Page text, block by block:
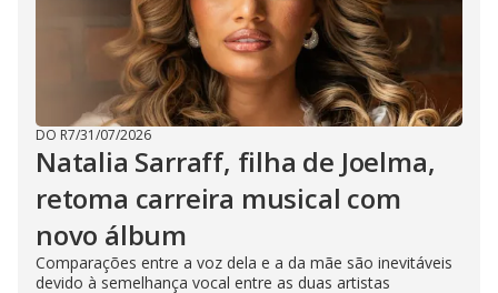
DO R7/31/07/2026
Natalia Sarraff, filha de Joelma,
retoma carreira musical com
novo álbum
Comparações entre a voz dela e a da mãe são inevitáveis
devido à semelhança vocal entre as duas artistas